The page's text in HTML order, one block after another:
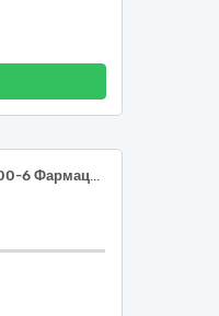
Лікарські засоби різні, 33600000-6 Фармацевтична продукція за ДК 021:2015